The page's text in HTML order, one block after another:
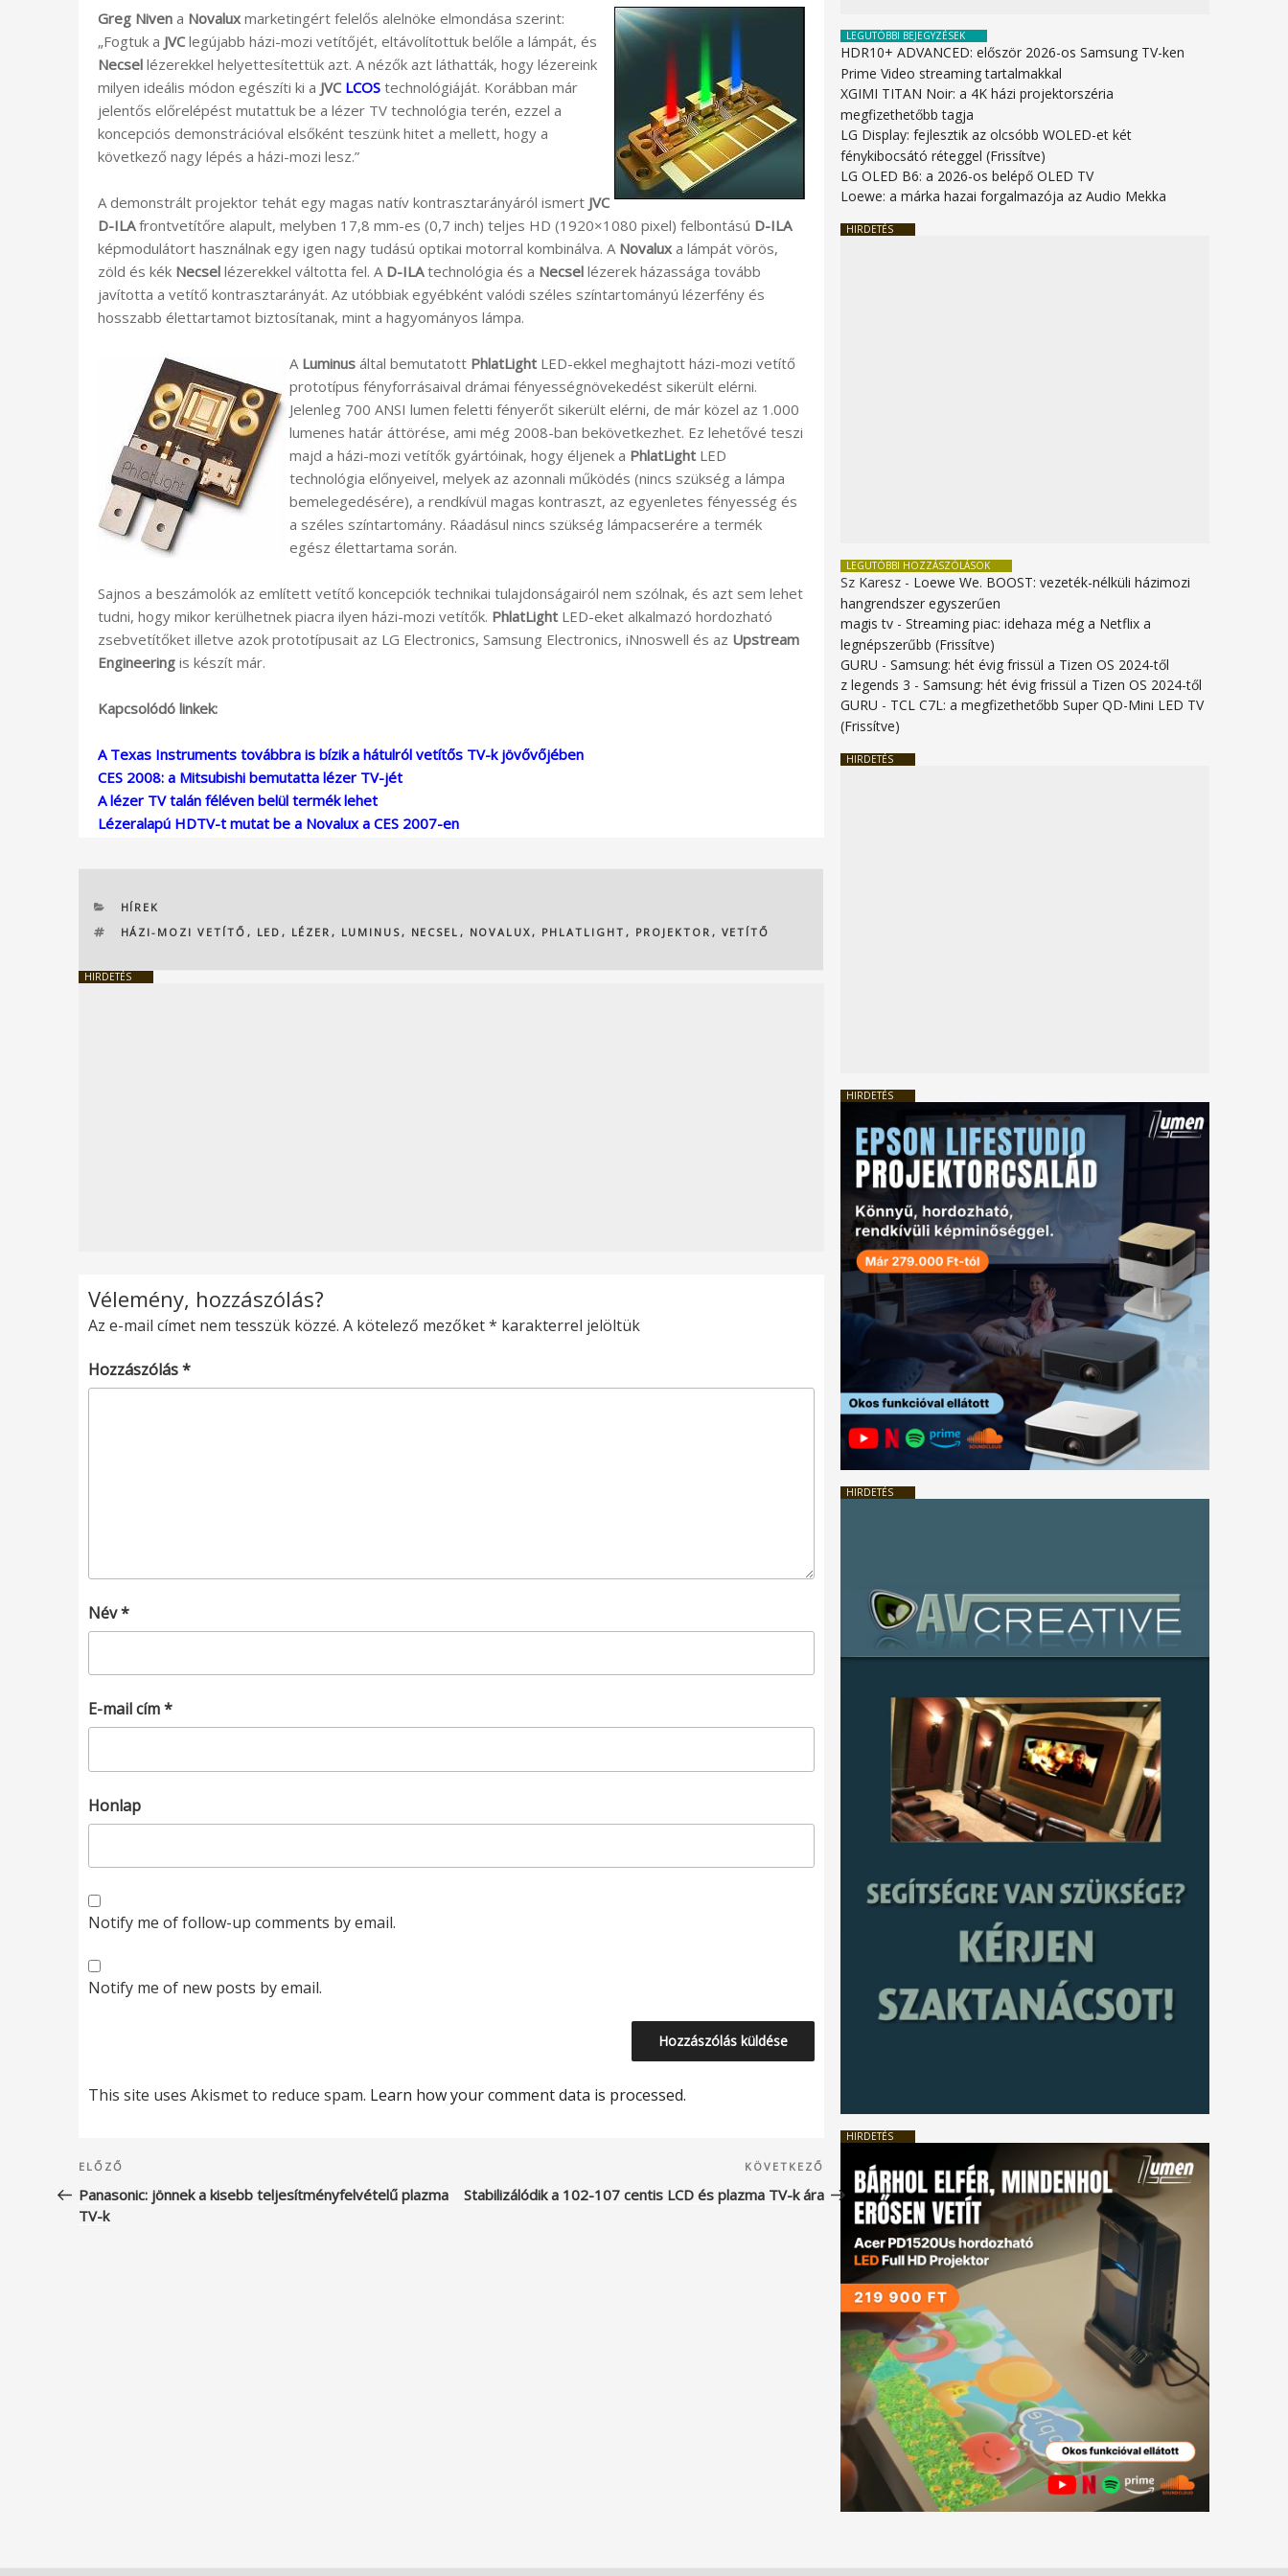
Greg Niven a Novalux marketingért felelős alelnöke elmondása szerint:
„Fogtuk a JVClegújabb házi-mozi vetítőjét, eltávolítottuk belőle a lámpát, és
Necsel lézerekkel helyettesítettük azt. A nézők azt láthatták, hogy lézereink
milyen ideális módon egészíti ki a JVC LCOS technológiáját. Korábban már
jelentős előrelépést mutattuk be a lézer TV technológia terén, ezzel a
koncepciós demonstrációval elsőként teszünk hitet a mellett, hogy a
következő nagy lépés a házi-mozi lesz.”
A demonstrált projektor tehát egy magas natív kontrasztarányáról ismert JVC
D-ILAfrontvetítőre alapult, melyben 17,8 mm-es (0,7 inch) teljes HD (1920×1080 pixel) felbontású D-ILA
képmodulátort használnak egy igen nagy tudású optikai motorral kombinálva. A Novalux a lámpát vörös,
zöld és kék Necsel lézerekkel váltotta fel. A D-ILAtechnológia és a Necsel lézerek házassága tovább
javította a vetítő kontrasztarányát. Az utóbbiak egyébként valódi széles színtartományú lézerfény és
hosszabb élettartamot biztosítanak, mint a hagyományos lámpa.
A Luminus által bemutatott PhlatLight LED-ekkel meghajtott házi-mozi vetítő
prototípus fényforrásaival drámai fényességnövekedést sikerült elérni.
Jelenleg 700 ANSI lumen feletti fényerőt sikerült elérni, de már közel az 1.000
lumenes határ áttörése, ami még 2008-ban bekövetkezhet. Ez lehetővé teszi
majd a házi-mozi vetítők gyártóinak, hogy éljenek a PhlatLight LED
technológia előnyeivel, melyek az azonnali működés (nincs szükség a lámpa
bemelegedésére), a rendkívül magas kontraszt, az egyenletes fényesség és
a széles színtartomány. Ráadásul nincs szükség lámpacserére a termék
egész élettartama során.
Sajnos a beszámolók az említett vetítő koncepciók technikai tulajdonságairól nem szólnak, és azt sem lehet
tudni, hogy mikor kerülhetnek piacra ilyen házi-mozi vetítők. PhlatLight LED-eket alkalmazó hordozható
zsebvetítőket illetve azok prototípusait az LG Electronics, Samsung Electronics, iNnoswell és az Upstream
Engineering is készít már.
Kapcsolódó linkek:
A Texas Instruments továbbra is bízik a hátulról vetítős TV-k jövővőjében
CES 2008: a Mitsubishi bemutatta lézer TV-jét
A lézer TV talán féléven belül termék lehet
Lézeralapú HDTV-t mutat be a Novalux a CES 2007-en
KATEGÓRIÁK
HÍREK
CÍMKÉK
HÁZI-MOZI VETÍTŐ , LED , LÉZER , LUMINUS , NECSEL , NOVALUX , PHLATLIGHT , PROJEKTOR , VETÍTŐ
HIRDETÉS
Vélemény, hozzászólás?
Az e-mail címet nem tesszük közzé. A kötelező mezőket* karakterrel jelöltük
Hozzászólás*
Név*
E-mail cím*
Honlap
Notify me of follow-up comments by email.
Notify me of new posts by email.
This site uses Akismet to reduce spam. Learn how your comment data is processed.
Bejegyzés
navigáció
Korábbi
bejegyzés
ELŐZŐ
Panasonic: jönnek a kisebb teljesítményfelvételű plazma
TV-k
Következő
bejegyzés
KÖVETKEZŐ
Stabilizálódik a 102-107 centis LCD és plazma TV-k ára
LEGUTÓBBI BEJEGYZÉSEK
HDR10+ ADVANCED: először 2026-os Samsung TV-ken
Prime Video streaming tartalmakkal
XGIMI TITAN Noir: a 4K házi projektorszéria
megfizethetőbb tagja
LG Display: fejlesztik az olcsóbb WOLED-et két
fénykibocsátó réteggel (Frissítve)
LG OLED B6: a 2026-os belépő OLED TV
Loewe: a márka hazai forgalmazója az Audio Mekka
HIRDETÉS
LEGUTÓBBI HOZZÁSZÓLÁSOK
Sz Karesz - Loewe We. BOOST: vezeték-nélküli házimozi
hangrendszer egyszerűen
magis tv -Streaming piac: idehaza még a Netflix a
legnépszerűbb (Frissítve)
GURU -Samsung: hét évig frissül a Tizen OS 2024-től
z legends 3 -Samsung: hét évig frissül a Tizen OS 2024-től
GURU - TCL C7L: a megfizethetőbb Super QD-Mini LED TV
(Frissítve)
HIRDETÉS
HIRDETÉS
HIRDETÉS
HIRDETÉS